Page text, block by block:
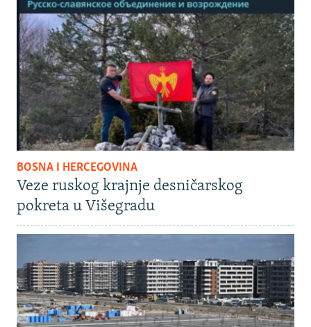
BOSNA I HERCEGOVINA
Veze ruskog krajnje desničarskog
pokreta u Višegradu